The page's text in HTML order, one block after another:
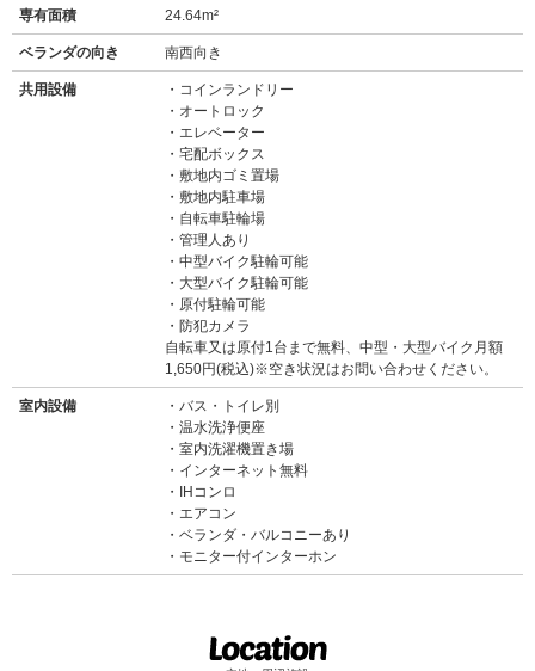
専有面積 24.64m²
ベランダの向き 南西向き
共用設備
コインランドリー
オートロック
エレベーター
宅配ボックス
敷地内ゴミ置場
敷地内駐車場
自転車駐輪場
管理人あり
中型バイク駐輪可能
大型バイク駐輪可能
原付駐輪可能
防犯カメラ
自転車又は原付1台まで無料、中型・大型バイク月額
1,650円(税込)※空き状況はお問い合わせください。
室内設備
バス・トイレ別
温水洗浄便座
室内洗濯機置き場
インターネット無料
IHコンロ
エアコン
ベランダ・バルコニーあり
モニター付インターホン